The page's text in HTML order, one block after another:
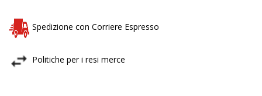
Spedizione con Corriere Espresso
Politiche per i resi merce